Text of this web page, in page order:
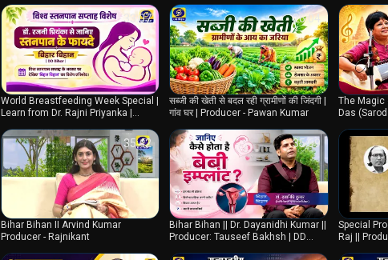
り、たとえ物理的に参加できなくても、視聴者は重要な出来事に参加することが
ントを視聴者の画面に届けるというこのチャンネルの取り組みは、その魅力と人
る。
DD Biharの国営放送であるため、ビハール州の人々の関心に応えることに専念し
ビハール州独自の文化、伝統、願望を反映しており、地元の才能を促進し、ビハ
に紹介する貴重なプラットフォームとなっている。
DD BiharはDoordarshan Kendra Biharからテレビ放送する国営テレビチャンネル
リームとオンライン視聴オプションにより、視聴者はいつでもどこでもお気に入
できる。DD Biharの多様な番組編成、生中継へのコミットメント、地元タレント
注力することで、ビハール州の人々にとって娯楽と情報の貴重な情報源となって
33:07
World Breastfeeding Week Special |
Learn from Dr. Rajni Priyanka |
26:04
सब्जी की खेती से बदल रही ग्रामीणों की जिंदगी |
गांव घर | Producer - Pawan Kumar
The Magic
Das
35:42
Bihar Bihan II Arvind Kumar
Producer - Rajnikant
35:59
Bihar Bihan || Dr. Dayanidhi Kumar ||
Producer: Tauseef Bakhsh | DD
Special
Raj ||